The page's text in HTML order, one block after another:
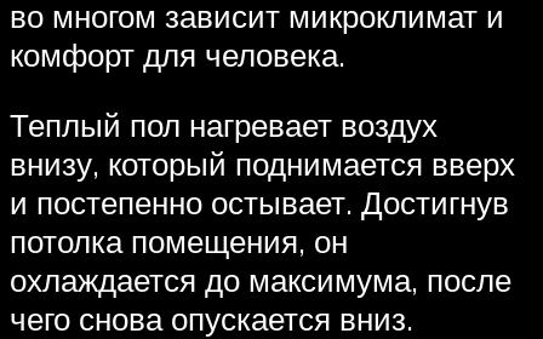
во многом зависит микроклимат и
комфорт для человека.
Теплый пол нагревает воздух
внизу, который поднимается вверх
и постепенно остывает. Достигнув
потолка помещения, он
охлаждается до максимума, после
чего снова опускается вниз.